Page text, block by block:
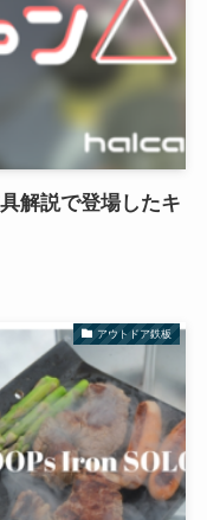
解説で登場したキ
アウトドア鉄板